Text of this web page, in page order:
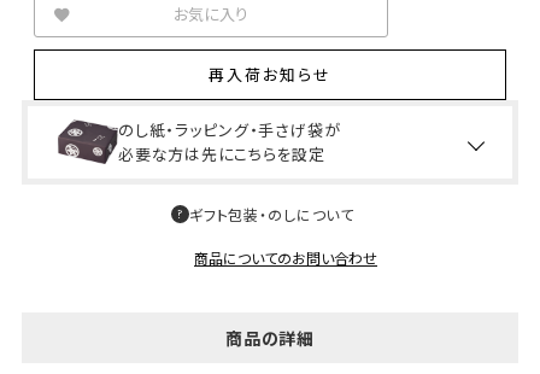
お気に入り
再入荷お知らせ
のし紙・ラッピング・手さげ袋が
必要な方は先にこちらを設定
ギフト包装・のしについて
商品についてのお問い合わせ
商品の詳細